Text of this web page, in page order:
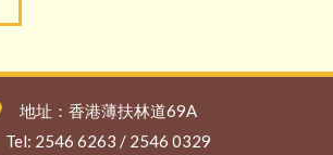
地址：香港薄扶林道69A
Tel: 2546 6263 / 2546 0329